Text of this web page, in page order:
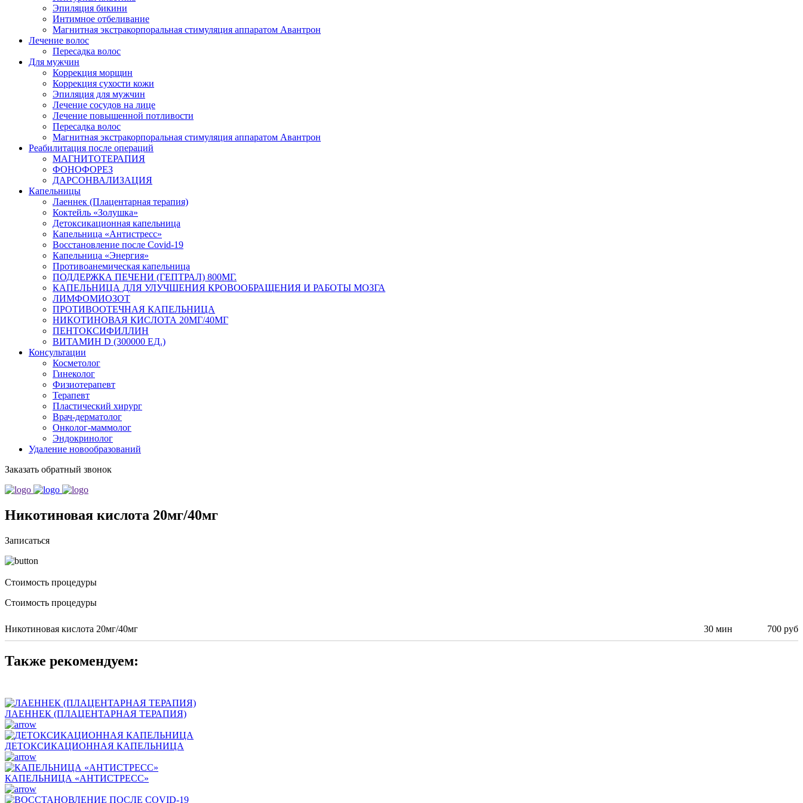
Эпиляция бикини
Интимное отбеливание
Магнитная экстракорпоральная стимуляция аппаратом Авантрон
Лечение волос
Пересадка волос
Для мужчин
Коррекция морщин
Коррекция сухости кожи
Эпиляция для мужчин
Лечение сосудов на лице
Лечение повышенной потливости
Пересадка волос
Магнитная экстракорпоральная стимуляция аппаратом Авантрон
Реабилитация после операций
МАГНИТОТЕРАПИЯ
ФОНОФОРЕЗ
ДАРСОНВАЛИЗАЦИЯ
Капельницы
Лаеннек (Плацентарная терапия)
Коктейль «Золушка»
Детоксикационная капельница
Капельница «Антистресс»
Восстановление после Covid-19
Капельница «Энергия»
Противоанемическая капельница
ПОДДЕРЖКА ПЕЧЕНИ (ГЕПТРАЛ) 800МГ.
КАПЕЛЬНИЦА ДЛЯ УЛУЧШЕНИЯ КРОВООБРАЩЕНИЯ И РАБОТЫ МОЗГА
ЛИМФОМИОЗОТ
ПРОТИВООТЕЧНАЯ КАПЕЛЬНИЦА
НИКОТИНОВАЯ КИСЛОТА 20МГ/40МГ
ПЕНТОКСИФИЛЛИН
ВИТАМИН D (300000 ЕД.)
Консультации
Косметолог
Гинеколог
Физиотерапевт
Терапевт
Пластический хирург
Врач-дерматолог
Онколог-маммолог
Эндокринолог
Удаление новообразований
Заказать обратный звонок
Никотиновая кислота 20мг/40мг
Записаться
Стоимость процедуры
Стоимость процедуры
Никотиновая кислота 20мг/40мг 30 мин 700 руб
Также рекомендуем:
ЛАЕННЕК (ПЛАЦЕНТАРНАЯ ТЕРАПИЯ)
ДЕТОКСИКАЦИОННАЯ КАПЕЛЬНИЦА
КАПЕЛЬНИЦА «АНТИСТРЕСС»